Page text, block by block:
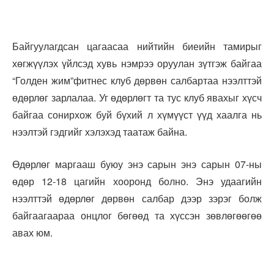
Байгуулагдсан цагаасаа нийтийн биеийн тамирыг
хөгжүүлэх үйлсэд хувь нэмрээ оруулан зүтгэж байгаа
“Голден жим”фитнес клуб дөрвөн салбартаа нээлттэй
өдөрлөг зарлалаа. Уг өдөрлөгт та тус клуб явахыг хүсч
байгаа сонирхож буй бүхий л хүмүүст үүд хаалга нь
нээлтэй гэдгийг хэлэхэд таатаж байна.
Өдөрлөг маргааш буюу энэ сарын энэ сарын 07-ны
өдөр 12-18 цагийн хооронд болно. Энэ удаагийн
нээлттэй өдөрлөг дөрвөн салбар дээр зэрэг болж
байгаагаараа онцлог бөгөөд та хүссэн зөвлөгөөгөө
авах юм.